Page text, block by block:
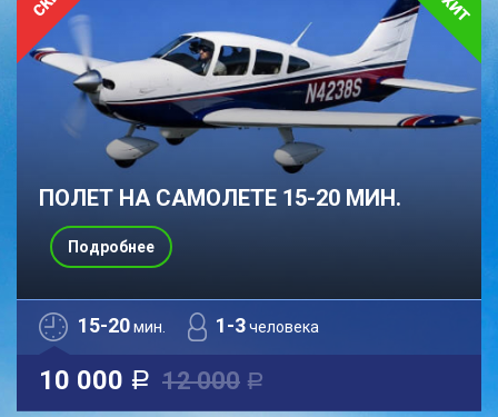
ПОЛЕТ НА САМОЛЕТЕ 15-20 МИН.
15-20мин. 1-3человека
10 000 a 12 000 a
Подробнее